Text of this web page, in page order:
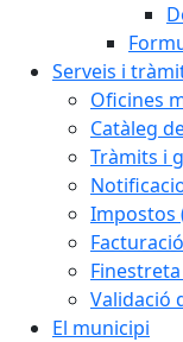
Serveis i
Oficines
Catàleg
Tràmits i
Impostos
Validació
El municipi